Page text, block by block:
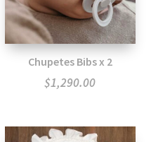
Chupetes Bibs x 2
$1,290.00